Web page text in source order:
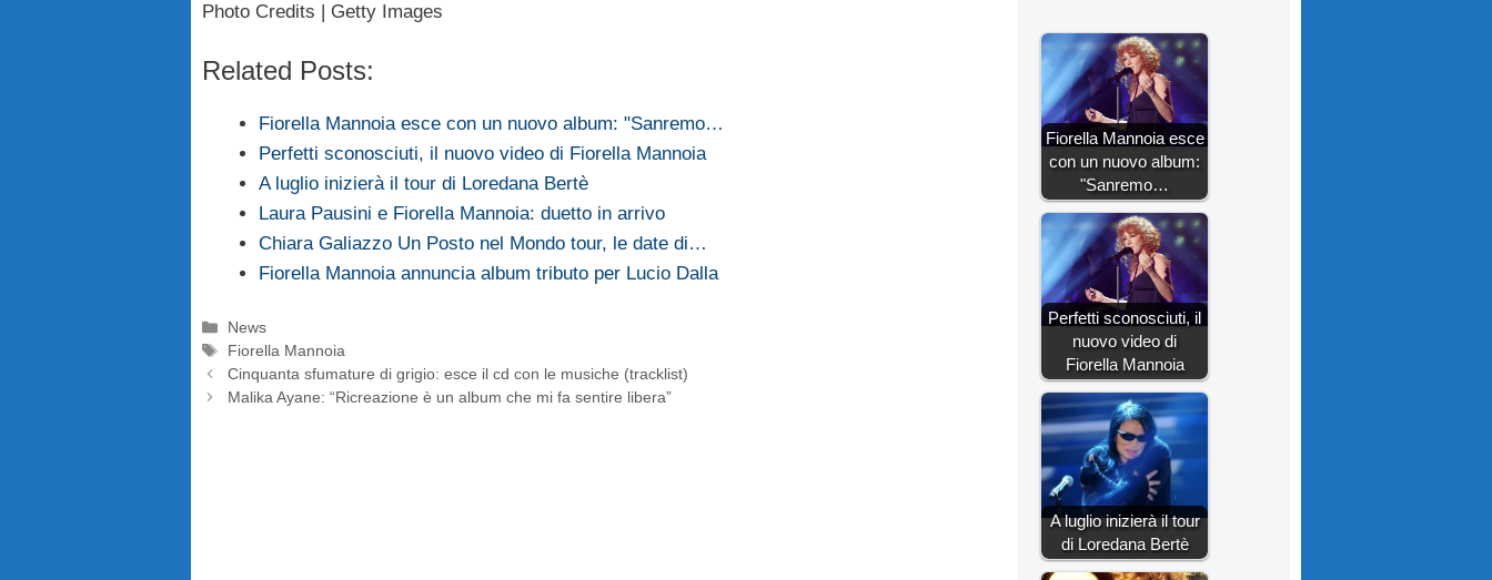
Photo Credits | Getty Images
Related Posts:
Fiorella Mannoia esce con un nuovo album: "Sanremo…
Perfetti sconosciuti, il nuovo video di Fiorella Mannoia
A luglio inizierà il tour di Loredana Bertè
Laura Pausini e Fiorella Mannoia: duetto in arrivo
Chiara Galiazzo Un Posto nel Mondo tour, le date di…
Fiorella Mannoia annuncia album tributo per Lucio Dalla
Categorie
News
Tag
Fiorella Mannoia
Cinquanta sfumature di grigio: esce il cd con le musiche (tracklist)
Malika Ayane: “Ricreazione è un album che mi fa sentire libera”
Fiorella Mannoia esce
con un nuovo album:
"Sanremo…
Perfetti sconosciuti, il
nuovo video di
Fiorella Mannoia
A luglio inizierà il tour
di Loredana Bertè